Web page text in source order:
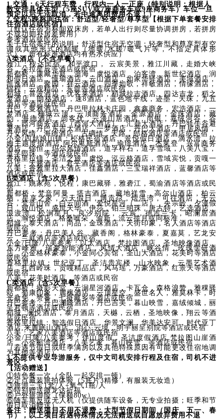
1.交通：6天行程车费，行程内一人一正座（特别说明：根据人
数安排具体车型（5座SUV或7座商务车或9座商务车）车位一旦
预定以后无法取消，若中途离团费用不退！）
2.全程5晚标间住宿：舒适型/轻奢型/尊享型【根据下单套餐安排
住宿酒店或民宿】
（默认住宿为标间双床房，若单人出行则尽量协调拼房，若拼房
不成功则补房差费用）
参考酒店或民宿
关于住宿条件的说明；舒适型住宿无空调；轻奢型和尊享型有空
调或其他形式的制暖（地暖/水暖/暖气片等，不指定具体形
式），所有标准酒店均有热水供应）
A类酒店（不含早餐）
雅江：桉达民宿，和平渡口， 云宸美景，雅江川藏，走婚大峡
谷，朵拉星辰等酒店或民宿
新都桥：康藏华庭，浙海，虞悦酒店，泊客湾，新世纪酒店，润
和假日酒店，慢瑜酒店，云山酒店，如家华驿酒店，美域酒店，
凯逸酒店，聚园，祥云酒店，四季如歌，祥敏酒店，情缘酒店，
锦程，云观精品，东蓉等酒店或民宿
稻城：喜波酒店，优客莱酒店，稻城拉吉酒店，四达吉龙，稻之
梦酒店，朗格酒店，速8酒店，蓝色地平线，迹墨，天珠，九五
酒店等酒店或民宿
丹巴：曼雅酒店，丹巴甲拉林卡庄园，鑫鑫商务，宏浩酒店，一
梦酒店，楠城云顶，云顶商务酒店，金源酒店，金珠酒店，藏
韵，海德酒店，尚客优，云漫山居酒店，尚银，嘉绒河谷，谷
鑫，西河商务酒店（西河大酒店），汇鼎大酒店，丹巴牦牛谷避
暑酒店，丹巴东吉大酒店，一梦酒店，丹巴大酒店，甲居风情，
丹女风情，海德酒店，古碉情，天路，郎格酒店等酒店或民宿
小金/四姑娘山镇：松格民宿酒店，景悦假日酒店，滴水湾，拉
姆主题度假酒店,阿尔卑斯酒店，瑜璟酒店，杰莱登，兴富商务
酒店，锦恒，玛尔风情酒店，道孚梓石，道孚雪域，八美八宝，
道孚郎珠，等酒店或民宿
香格里拉镇：圣洁之旅，虞悦，泓云格酒店，雪域宾悦，贡嘎一
分店，天籁酒店，君平酒店等酒店或民宿
八美：香雅里拉大酒店，佳鑫酒店，三宝瑞祥酒店，蓝馨酒店等
酒店或民宿
B类酒店（含5次早餐）
雅江：姚家苑，悦程，康巴藏驿，雅砻江，蜀渝酒店等酒店或民
宿
新都桥：梵音阿曼，塔吉酒店，藏地祥雪，高尔山酒店，柏云
栖，星享之家，云天假日，博贡尕，熠洪湾，可往酒店，无云
谷，梵音山舍，白云间酒，爱悦星河（二店），央宗岭，夕漫假
日，观山悦，盛世天华，伊莎，铂兰明珠，唐古特，艺选酒店，
浪波湾，松涧星月，良汐别院， 云宸，德吉兰卡，昭澜居酒
店，瀚悦酒店，格桑唯朵，渝新，流云揽月或同标准
稻城：泰天酒店，尚品，金珠酒店，天街印象，名人酒店等酒店
或民宿
丹巴参考：丹巴美人谷，藏香阁，格林豪泰，夏嘉莫，艺龙安
云，兰庭酒店等酒店或民宿
小金/日隆/八美参考：以太酒店，梵拉图酒店，圣地映像酒店，
东方峰雅，瑞豪智能酒店，风情大酒店，峡谷情，玫瑰学研酒
店，小金格林豪泰，小金同心宾馆，圣山大酒店，花美时等酒店
或民宿
香格里拉镇：世纪亚丁，圣洁贵宾楼，山水映象，云墨艺术酒
店，扎西岭珠，贡嘎精品店，风马瑶，万豪酒店，红景天等酒店
或民宿
八美：花美时酒店，等酒店或民宿
C类酒店（含5次早餐）
新都桥：摄影天堂，云涧星河酒店，卡瓦仓，森格浪赞，雅稞驿
站，蜀康印象，麗枫酒店，云顶星空，盛世名人，雅莫林卡，时
光赦免，赞蕃，七摄藏乡等酒店或民宿
丹巴参考：丹巴澜峰酒店，丹巴吉美，暮山映雪，嘉绒倾城，丽
呈君顿等酒店或民宿
稻城 :澜悦酒店，泰月酒店，天樾，云栖，圣地映像，翔云等酒
店或民宿
香格里拉镇：智选假日酒店，华景文澜，华美达安可，时代亚丁
酒店,来麓岷山酒店，泊心·云境，明宇丽呈别院等酒店或民宿
八美：艺家八美酒店等酒店或民宿
小金/日隆/八美参考：伴山度假，圣洁度假酒店,梵拉图山崖酒
店，小金郦湾酒店，八美艺家，暮山映雪，等酒店或民宿
（若遇节假日或旺季满房以及其他特殊原因有可能更改住宿地调
为其他等酒店）
3.不提供专业导游服务，仅中文司机安排行程及住宿，司机不进
景区；
【活动赠送】
①特色餐一次（全队一起安排一顿）
②定点藏装旅拍体验（5底片3精修，有服装无妆造）
③旅游三宝1套/人+氧气1瓶/人
⑤特别赠送撒龙达祈福
⑥户外旅游险（保额80w）
⑥随车单反或无人机（仅提供随车设备，无专业拍摄；旺季和节
假日取消赠送）
备注：赠送项目不用不退费；大型节假日期间（国庆、五一、春
节），以上项目若遇特殊情况无法赠送或自愿放弃费用不退